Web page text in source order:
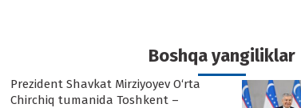
Boshqa yangiliklar
Prezident Shavkat Mirziyoyev O‘rta
Chirchiq tumanida Toshkent –